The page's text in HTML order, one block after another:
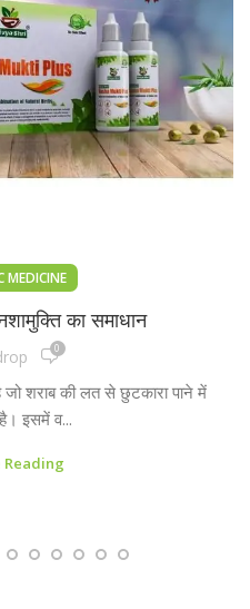
MEDICINE
का समाधान
0
शराब की लत से छुटकारा पाने में
इसमें व...
Reading